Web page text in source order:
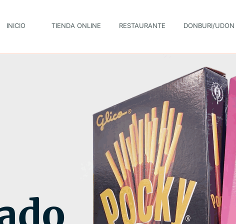
INICIO TIENDA ONLINE RESTAURANTE DONBURI/UDON